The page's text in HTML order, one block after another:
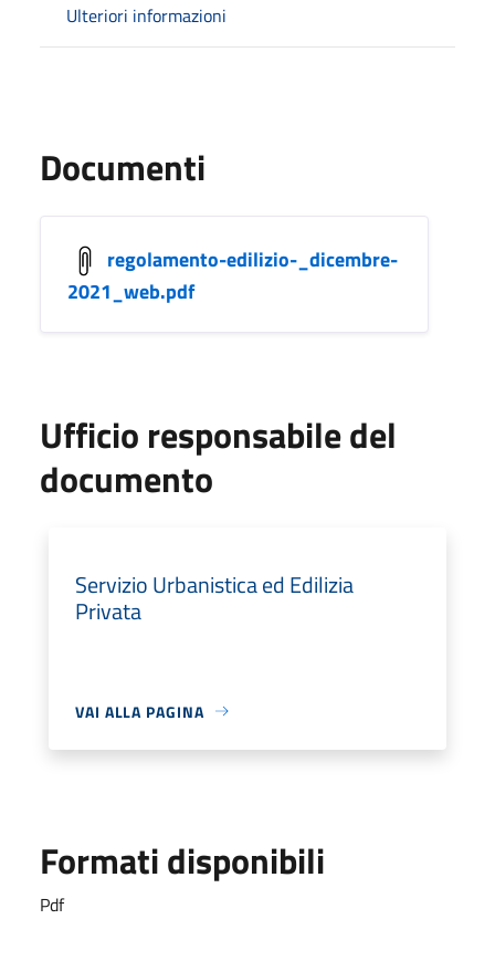
Ulteriori informazioni
Documenti
regolamento-edilizio-_dicembre-
2021_web.pdf
Ufficio responsabile del
documento
Servizio Urbanistica ed Edilizia
Privata
VAI ALLA PAGINA
Formati disponibili
Pdf